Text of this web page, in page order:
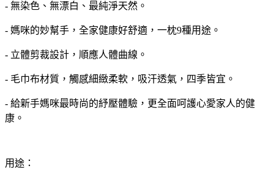
- 無染色、無漂白、最純淨天然。
- 媽咪的妙幫手，全家健康好舒適，一枕9種用途。
- 立體剪裁設計，順應人體曲線。
- 毛巾布材質，觸感細緻柔軟，吸汗透氣，四季皆宜。
- 給新手媽咪最時尚的紓壓體驗，更全面呵護心愛家人的健
康。
用途：